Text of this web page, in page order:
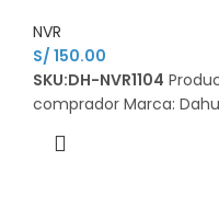
NVR
S/ 150.00
SKU:DH-NVR1104
comprador Marca: